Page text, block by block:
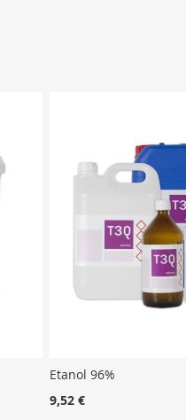
Etanol 96%
9,52 €